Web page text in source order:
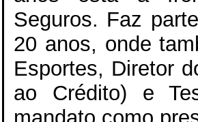
Seguros. Faz
20 anos, onde
Esportes, Diretor
ao Crédito) e